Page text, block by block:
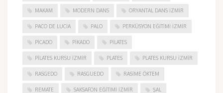
MAKAM MODERN DANS ORYANTAL DANS İZMIR
PACO DE LUCIA PALO PERKÜSYON EĞITIMI İZMIR
PICADO PIKADO PILATES
PILATES KURSU İZMIR PLATES PLATES KURSU İZMIR
RASGEDO RASGUEDO RASIME ÖKTEM
REMATE SAKSAFON EĞITIMI İZMIR ŞAL